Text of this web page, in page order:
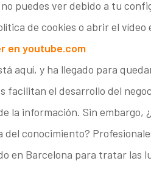
puedes ver debido a tu
de cookies o abrir el vídeo
en youtube.com
aquí, y ha llegado para
facilitan el desarrollo del
la información. Sin embargo,
del conocimiento?
en Barcelona para tratar las